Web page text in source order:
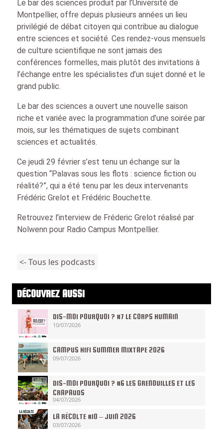
Le bar des sciences produit par l’Université de
Montpellier, offre depuis plusieurs années un lieu
privilégié de débat citoyen qui contribue au dialogue
entre sciences et société. Ces rendez-vous mensuels
de culture scientifique ne sont jamais des
conférences formelles, mais plutôt des invitations à
l’échange entre les spécialistes d’un sujet donné et le
grand public.
Le bar des sciences a ouvert une nouvelle saison
riche et variée avec la programmation d’une soirée par
mois, sur les thématiques de sujets combinant
sciences et actualités.
Ce jeudi 29 février s’est tenu un échange sur la
question “Palavas sous les flots : science fiction ou
réalité?”, qui a été tenu par les deux intervenants
Frédéric Grelot et Frédéric Bouchette.
Retrouvez l’interview de Fréderic Grelot réalisé par
Nolwenn pour Radio Campus Montpellier.
<- Tous les podcasts
DÉCOUVREZ AUSSI
DIS-MOI POURQUOI ? #7 LE CORPS HUMAIN
10/07/2026
CAMPUS HIFI SUMMER MIXTAPE 2026
09/07/2026
DIS-MOI POURQUOI ? #6 LES GRENOUILLES ET LES
CRAPAUDS
04/07/2026
LA RÉCOLTE #10 – JUIN 2026
03/07/2026